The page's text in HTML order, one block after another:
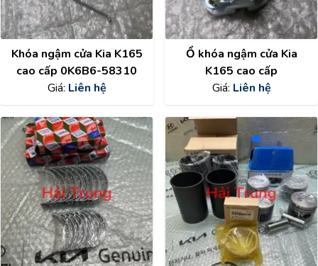
Khóa ngậm cửa Kia K165
cao cấp 0K6B6-58310
Giá: Liên hệ
Ổ khóa ngậm cửa Kia
K165 cao cấp
Giá: Liên hệ